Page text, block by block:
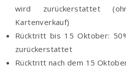
wird zurückerstattet
Kartenverkauf)
Rücktritt bis 15 Oktober:
zurückerstattet
Rücktritt nach dem 15